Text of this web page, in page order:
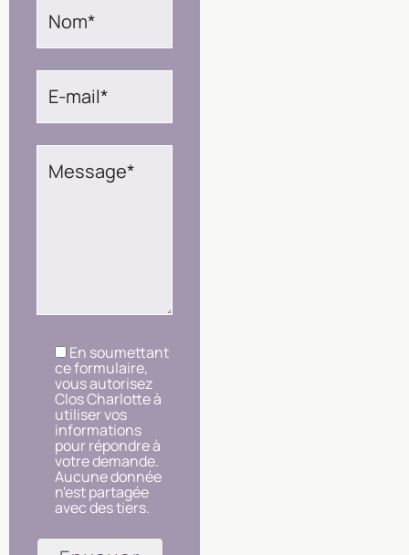
En soumettant
ce formulaire,
vous autorisez
Clos Charlotte à
utiliser vos
informations
pour répondre à
votre demande.
Aucune donnée
n'est partagée
avec des tiers.